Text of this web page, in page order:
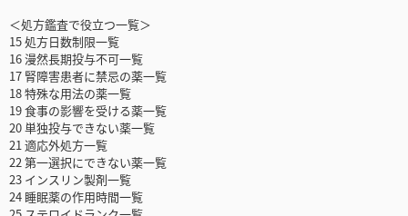
＜処方鑑査で役立つ一覧＞
15 処方日数制限一覧
16 漫然長期投与不可一覧
17 腎障害患者に禁忌の薬一覧
18 特殊な用法の薬一覧
19 食事の影響を受ける薬一覧
20 単独投与できない薬一覧
21 適応外処方一覧
22 第一選択にできない薬一覧
23 インスリン製剤一覧
24 睡眠薬の作用時間一覧